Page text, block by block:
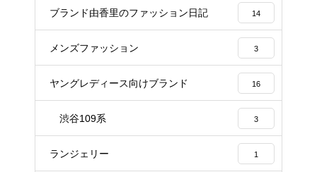
ブランド由香里のファッション日記 14
メンズファッション 3
ヤングレディース向けブランド 16
渋谷109系 3
ランジェリー 1